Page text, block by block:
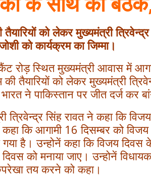
को लेकर मुख्यमंत्री
को कार्यक्रम का जिम्मा।
कैंट रोड़ स्थित मुख्यमंत्री आवास में
की तैयारियों को लेकर मुख्यमंत्री
ने पाकिस्तान पर जीत दर्ज कर
सिंह रावत ने कहा कि विजय
कहा कि आगामी 16 दिसम्बर को
गया है। उन्होनें कहा कि विजय
को मनाया जाए। उन्होनें
तय करने को कहा।